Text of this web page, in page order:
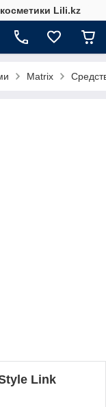
Lili.kz
Matrix
Link